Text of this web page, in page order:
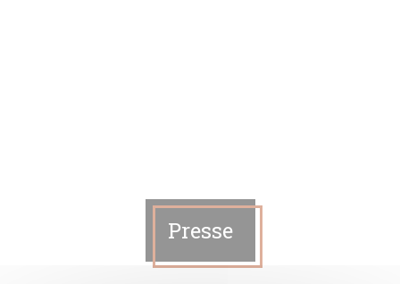
Presse